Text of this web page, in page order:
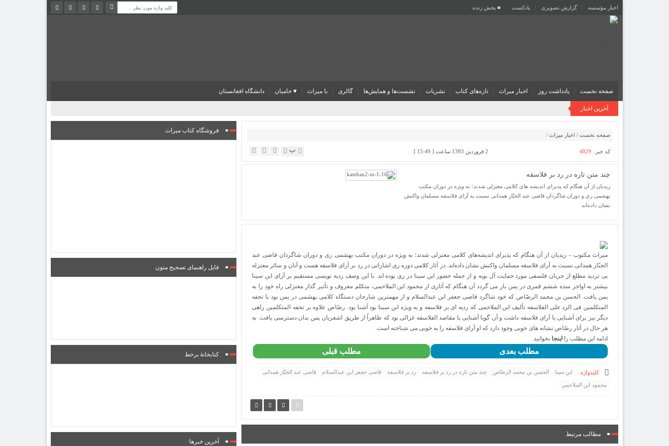
اخبار مؤسسه گزارش تصویری پادکست‌ ■ پخش زنده
صفحه نخست یادداشت روز اخبار میراث تازه‌های کتاب نشریات نشست‌ها و همایش‌ها گالری با میراث ♥ حامیان دانشگاه افغانستان
آخرین اخبار
صفحه نخست / اخبار میراث /
کد خبر: 4829 2 فروردین 1393 ساعت [ 15:49 ] پ
چند متن تازه در رد بر فلاسفه
زیدیان از آن هنگام که پذیرای اندیشه های کلامی معتزلی شدند؛ به ویژه در دوران مکتب
بهشمی ری و دوران شاگردان قاضی عبد الجبّار همدانی نسبت به آرای فلاسفه مسلمان واکنش
نشان داده‌اند
میراث مکتوب – زیدیان از آن هنگام که پذیرای اندیشه‌های کلامی معتزلی شدند؛ به ویژه در دوران مکتب بهشمی ری و دوران شاگردان قاضی عبد
الجبّار همدانی نسبت به آرای فلاسفه مسلمان واکنش نشان داده‌اند. در آثار کلامی دوره ری اشاراتی در رد بر آرای فلاسفه هست و آنان و سائر معتزله
بی تردید مطلع از جریان فلسفی مورد حمایت آل بویه و از جمله حضور ابن سینا در ری بوده اند. با این وصف ردیه نویسی مستقیم بر آرای ابن سینا
بیشتر به اواخر سده ششم قمری در یمن باز می گردد آن هنگام که آثاری از محمود ابن الملاحمی، متکلم معروف و تأثیر گذار معتزلی راه خود را به
یمن یافت. الحسن بن محمد الرصّاص که خود شاگرد قاضی جعفر ابن عبدالسلام و از مهمترین شارحان دستگاه کلامی بهشمی در یمن بود با تحفه
المتکلمین فی الرد علی الفلاسفه تألیف ابن الملاحمی که ردیه ای بر فلاسفه و به ویژه ابن سینا بود آشنا بود. رصّاص علاوه بر تحفه المتکلمین راهی
دیگر نیز برای آشنایی با آرای فلاسفه داشت و آن گویا آشنایی با مقاصد الفلاسفه غزالی بود که ظاهراً از طریق اشعریان یمن بدان دسترسی یافت. به
هر حال در آثار رصّاص نشانه های خوبی وجود دارد که او آرای فلاسفه را به خوبی می شناخته است.
ادامه این مطلب را
اینجا بخوانید.
مطلب قبلی مطلب بعدی
کلیدواژه : ابن سينا الحسن بن محمد الرصّاص چند متن تازه در رد بر فلاسفه رد بر فلاسفه قاضی جعفر ابن عبدالسلام قاضی عبد الجبّار همدانی
محمود ابن الملاحمي
مطالب مرتبط
فروشگاه کتاب میراث
فایل راهنمای تصحیح متون
کتابخانۀ برخط
آخرین خبرها